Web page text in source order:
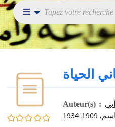
0/5
الحياة
Auteur(s) :
1909-1934